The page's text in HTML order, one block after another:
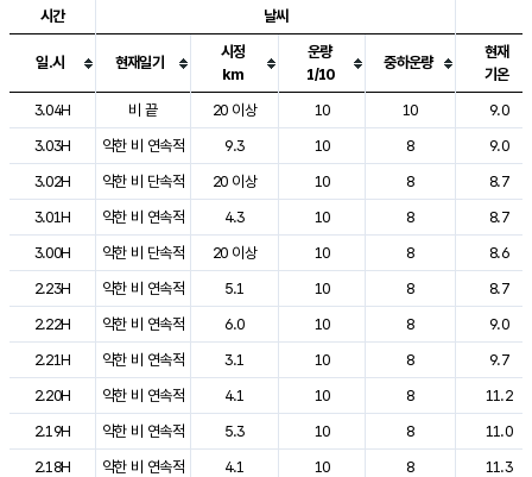
도시별 기상실황표로 지점, 날씨, 기온, 강수, 바람, 기압등을 안내한 표입
시간 날씨
일.시 현재일기
시정
km
운량
1/10
중하운량
현재
기온
3.04H
비 끝 20 이상 10 10
9.0
3.03H
약한 비 연속적 9.3 10 8
9.0
3.02H
약한 비 단속적 20 이상 10 8
8.7
3.01H
약한 비 연속적 4.3 10 8
8.7
3.00H
약한 비 단속적 20 이상 10 8
8.6
2.23H
약한 비 연속적 5.1 10 8
8.7
2.22H
약한 비 연속적 6.0 10 8
9.0
2.21H
약한 비 연속적 3.1 10 8
9.7
2.20H
약한 비 연속적 4.1 10 8
11.2
2.19H
약한 비 연속적 5.3 10 8
11.0
2.18H
약한 비 연속적 4.1 10 8
11.3